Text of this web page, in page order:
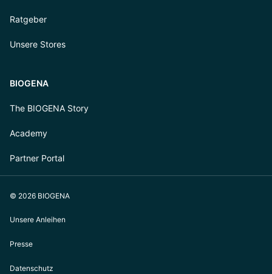
Ratgeber
Unsere Stores
BIOGENA
The BIOGENA Story
Academy
Partner Portal
© 2026 BIOGENA
Unsere Anleihen
Presse
Datenschutz